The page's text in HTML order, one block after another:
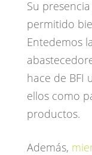
Su
permitido
Entedemos
hace de BFI
ellos como
productos.
Además,